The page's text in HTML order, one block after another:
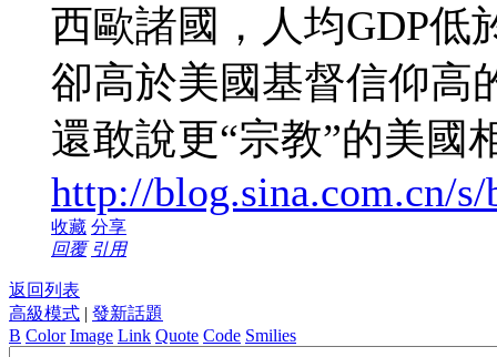
西歐諸國，人均GDP低
卻高於美國基督信仰高
還敢說更“宗教”的美國
http://blog.sina.com.cn/
收藏 分享
回覆 引用
返回列表
高級模式 | 發新話題
B Color Image Link Quote Code Smilies